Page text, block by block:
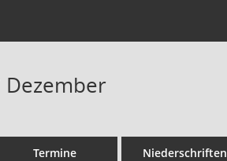
Dezember
Termine Niederschriften